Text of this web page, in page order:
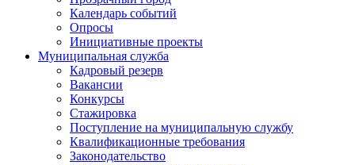
Календарь событий
Опросы
Инициативные проекты
Муниципальная служба
Кадровый резерв
Вакансии
Конкурсы
Стажировка
Поступление на муниципальную службу
Квалификационные требования
Законодательство